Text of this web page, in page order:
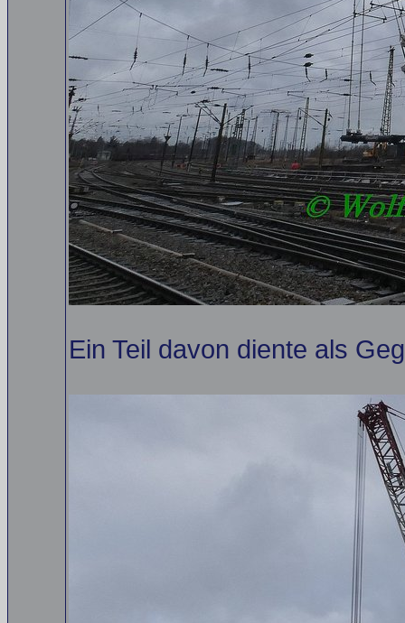
Ein Teil davon diente als